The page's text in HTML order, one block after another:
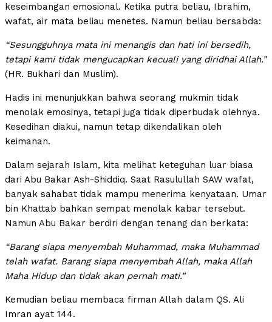
keseimbangan emosional. Ketika putra beliau, Ibrahim,
wafat, air mata beliau menetes. Namun beliau bersabda:
“Sesungguhnya mata ini menangis dan hati ini bersedih,
tetapi kami tidak mengucapkan kecuali yang diridhai Allah.”
(HR. Bukhari dan Muslim).
Hadis ini menunjukkan bahwa seorang mukmin tidak
menolak emosinya, tetapi juga tidak diperbudak olehnya.
Kesedihan diakui, namun tetap dikendalikan oleh
keimanan.
Dalam sejarah Islam, kita melihat keteguhan luar biasa
dari Abu Bakar Ash-Shiddiq. Saat Rasulullah SAW wafat,
banyak sahabat tidak mampu menerima kenyataan. Umar
bin Khattab bahkan sempat menolak kabar tersebut.
Namun Abu Bakar berdiri dengan tenang dan berkata:
“Barang siapa menyembah Muhammad, maka Muhammad
telah wafat. Barang siapa menyembah Allah, maka Allah
Maha Hidup dan tidak akan pernah mati.”
Kemudian beliau membaca firman Allah dalam QS. Ali
Imran ayat 144.